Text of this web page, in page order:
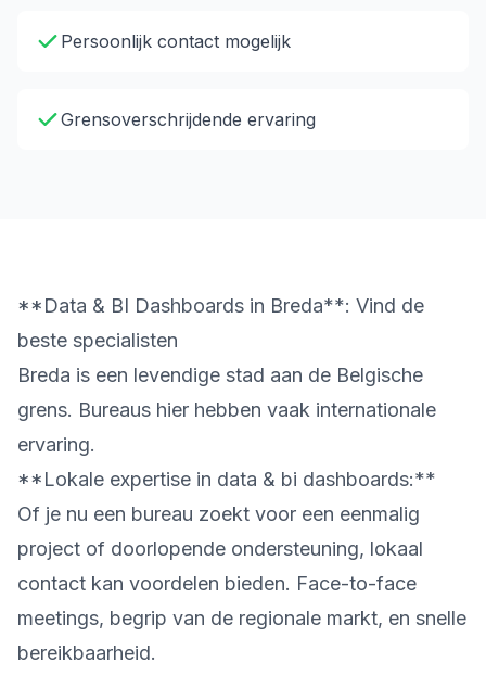
Persoonlijk contact mogelijk
Grensoverschrijdende ervaring
**Data & BI Dashboards in Breda**: Vind de
beste specialisten
Breda is een levendige stad aan de Belgische
grens. Bureaus hier hebben vaak internationale
ervaring.
**Lokale expertise in data & bi dashboards:**
Of je nu een bureau zoekt voor een eenmalig
project of doorlopende ondersteuning, lokaal
contact kan voordelen bieden. Face-to-face
meetings, begrip van de regionale markt, en snelle
bereikbaarheid.